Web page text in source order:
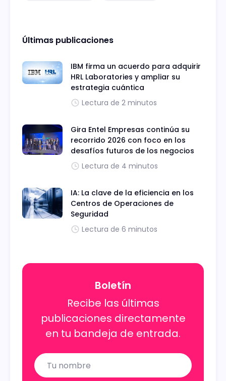
Últimas publicaciones
IBM firma un acuerdo para adquirir
HRL Laboratories y ampliar su
estrategia cuántica
Lectura de 2 minutos
Gira Entel Empresas continúa su
recorrido 2026 con foco en los
desafíos futuros de los negocios
Lectura de 4 minutos
IA: La clave de la eficiencia en los
Centros de Operaciones de
Seguridad
Lectura de 6 minutos
Boletín
Recibe las últimas
publicaciones directamente
en tu bandeja de entrada.
Name
Email